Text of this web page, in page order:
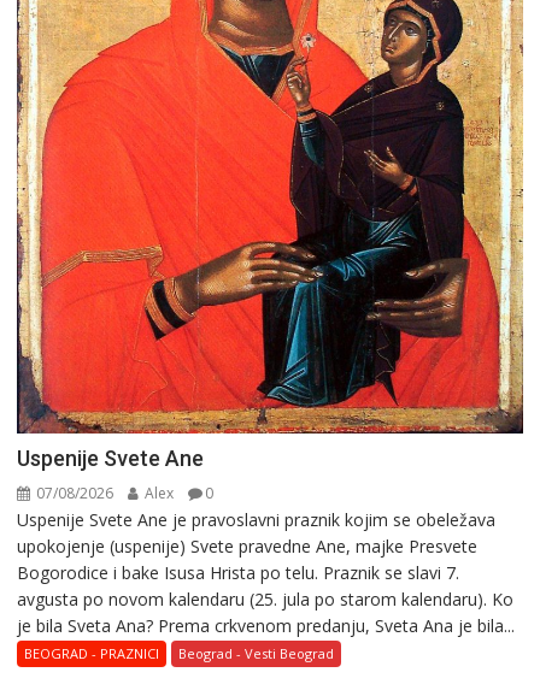
Uspenije Svete Ane
07/08/2026 Alex 0
Uspenije Svete Ane je pravoslavni praznik kojim se obeležava
upokojenje (uspenije) Svete pravedne Ane, majke Presvete
Bogorodice i bake Isusa Hrista po telu. Praznik se slavi 7.
avgusta po novom kalendaru (25. jula po starom kalendaru). Ko
je bila Sveta Ana? Prema crkvenom predanju, Sveta Ana je bila...
BEOGRAD - PRAZNICI Beograd - Vesti Beograd